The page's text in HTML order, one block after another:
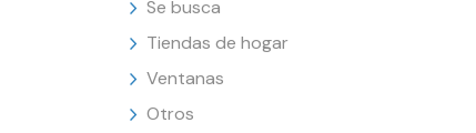
Se busca
Tiendas de hogar
Ventanas
Otros